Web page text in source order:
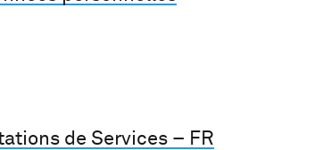
de Services – FR